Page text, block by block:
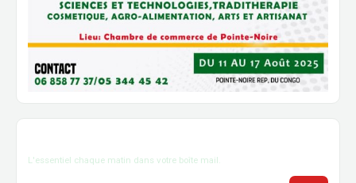
L'essentiel chaque matin dans votre boîte mail.